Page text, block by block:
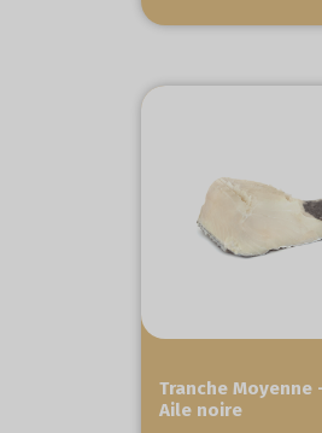
Tranche Moyenne
Aile noire